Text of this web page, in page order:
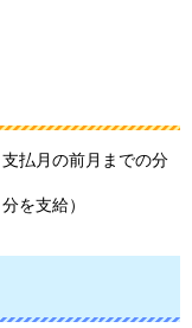
払月の前月までの分
を支給）